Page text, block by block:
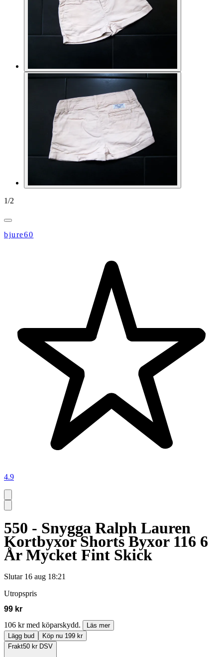
1/2
bjure60
4.9
550 - Snygga Ralph Lauren
Kortbyxor Shorts Byxor 116 6
År Mycket Fint Skick
Slutar 16 aug 18:21
Utropspris
99 kr
106 kr med köparskydd.
Läs mer
Lägg bud
Köp nu 199 kr
Frakt50 kr DSV